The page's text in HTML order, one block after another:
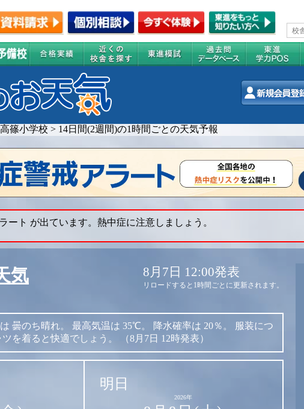
高篠小学校 > 14日間(2週間)の1時間ごとの天気予報
ート が出ています。熱中症に注意しましょう。
気 8月7日 12:00発表
リロードすると1時間ごとに更新されます。
曇のち晴れ。 最高気温は 35℃。 降水確率は 20％。
服装につ
を着ると快適でしょう。 （8月7日 12時発表）
明日
2026年